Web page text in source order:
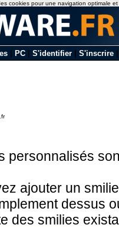
PC S'identifier S'inscrire
personnalisés
ajouter un
dessus
des smilies
cookies pour une navigation optimale